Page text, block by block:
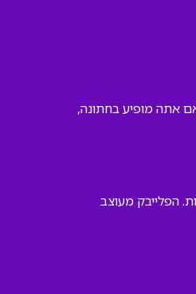
אתה מופיע בחתונה,
הפלייבק מעוצב